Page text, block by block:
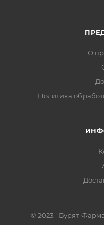
О
Политика
© 2023. "Бурят-